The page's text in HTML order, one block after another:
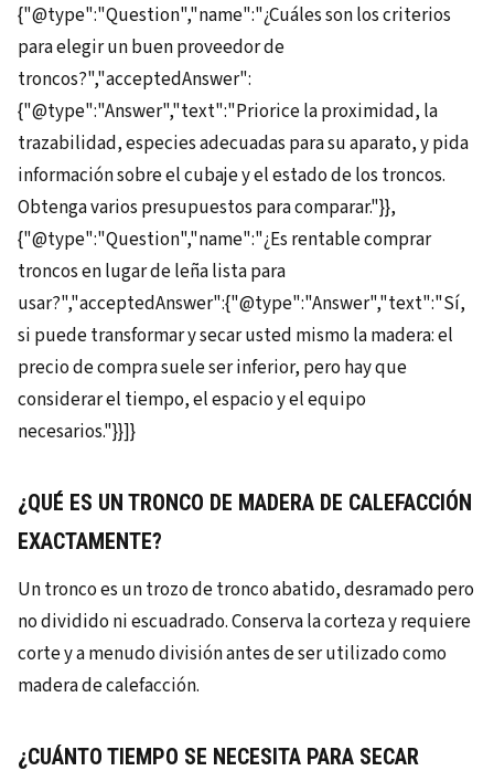
{"@type":"Question","name":"¿Cuáles son los criterios
para elegir un buen proveedor de
troncos?","acceptedAnswer":
{"@type":"Answer","text":"Priorice la proximidad, la
trazabilidad, especies adecuadas para su aparato, y pida
información sobre el cubaje y el estado de los troncos.
Obtenga varios presupuestos para comparar."}},
{"@type":"Question","name":"¿Es rentable comprar
troncos en lugar de leña lista para
usar?","acceptedAnswer":{"@type":"Answer","text":"Sí,
si puede transformar y secar usted mismo la madera: el
precio de compra suele ser inferior, pero hay que
considerar el tiempo, el espacio y el equipo
necesarios."}}]}
¿QUÉ ES UN TRONCO DE MADERA DE CALEFACCIÓN
EXACTAMENTE?
Un tronco es un trozo de tronco abatido, desramado pero
no dividido ni escuadrado. Conserva la corteza y requiere
corte y a menudo división antes de ser utilizado como
madera de calefacción.
¿CUÁNTO TIEMPO SE NECESITA PARA SECAR